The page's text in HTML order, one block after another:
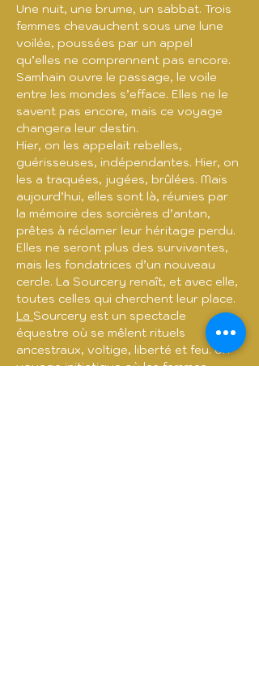
Une nuit, une brume, un sabbat. Trois
femmes chevauchent sous une lune
voilée, poussées par un appel
qu’elles ne comprennent pas encore.
Samhain ouvre le passage, le voile
entre les mondes s’efface. Elles ne le
savent pas encore, mais ce voyage
changera leur destin.
Hier, on les appelait rebelles,
guérisseuses, indépendantes. Hier, on
les a traquées, jugées, brûlées. Mais
aujourd’hui, elles sont là, réunies par
la mémoire des sorcières d’antan,
prêtes à réclamer leur héritage perdu.
Elles ne seront plus des survivantes,
mais les fondatrices d’un nouveau
cercle. La Sourcery renaît, et avec elle,
toutes celles qui cherchent leur place.
La Sourcery est un spectacle
équestre où se mêlent rituels
ancestraux, voltige, liberté et feu. Un
voyage initiatique où les femmes